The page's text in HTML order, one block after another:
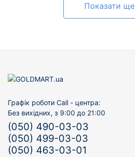
Показати ще
Графік роботи Call - центра:
Без вихідних, з 9:00 до 21:00
(050) 490-03-03
(050) 499-03-03
(050) 463-03-01